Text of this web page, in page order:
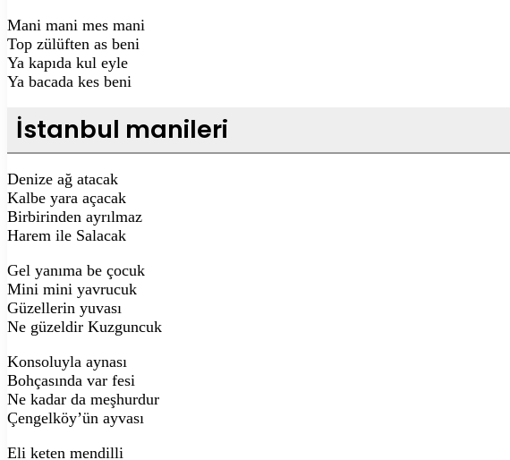
Mani mani mes mani
Top zülüften as beni
Ya kapıda kul eyle
Ya bacada kes beni
İstanbul manileri
Denize ağ atacak
Kalbe yara açacak
Birbirinden ayrılmaz
Harem ile Salacak
Gel yanıma be çocuk
Mini mini yavrucuk
Güzellerin yuvası
Ne güzeldir Kuzguncuk
Konsoluyla aynası
Bohçasında var fesi
Ne kadar da meşhurdur
Çengelköy’ün ayvası
Eli keten mendilli